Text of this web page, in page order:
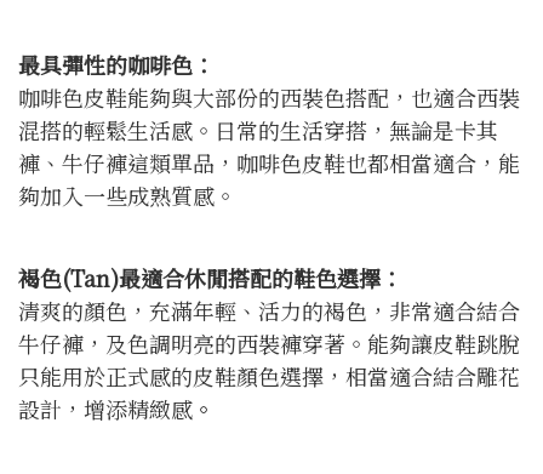
最具彈性的咖啡色：
咖啡色皮鞋能夠與大部份的西裝色搭配，也適合西裝
混搭的輕鬆生活感。日常的生活穿搭，無論是卡其
褲、牛仔褲這類單品，咖啡色皮鞋也都相當適合，能
夠加入一些成熟質感。
褐色(Tan)最適合休閒搭配的鞋色選擇：
清爽的顏色，充滿年輕、活力的褐色，非常適合結合
牛仔褲，及色調明亮的西裝褲穿著。能夠讓皮鞋跳脫
只能用於正式感的皮鞋顏色選擇，相當適合結合雕花
設計，增添精緻感 。